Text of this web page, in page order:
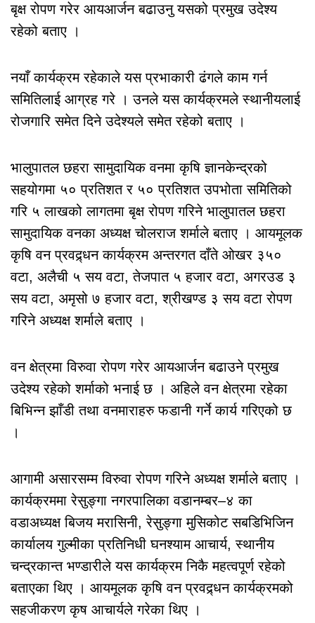
बृक्ष रोपण गरेर आयआर्जन बढाउनु यसको प्रमुख उदेश्य
रहेको बताए ।
नयाँ कार्यक्रम रहेकाले यस प्रभाकारी ढंगले काम गर्न
समितिलाई आग्रह गरे । उनले यस कार्यक्रमले स्थानीयलाई
रोजगारि समेत दिने उदेश्यले समेत रहेको बताए ।
भालुपातल छहरा सामुदायिक वनमा कृषि ज्ञानकेन्द्रको
सहयोगमा ५० प्रतिशत र ५० प्रतिशत उपभोता समितिको
गरि ५ लाखको लागतमा बृक्ष रोपण गरिने भालुपातल छहरा
सामुदायिक वनका अध्यक्ष चोलराज शर्माले बताए । आयमूलक
कृषि वन प्रवद्र्धन कार्यक्रम अन्तरगत दाँते ओखर ३५०
वटा, अलैची ५ सय वटा, तेजपात ५ हजार वटा, अगरउड ३
सय वटा, अमृसो ७ हजार वटा, श्रीखण्ड ३ सय वटा रोपण
गरिने अध्यक्ष शर्माले बताए ।
वन क्षेत्रमा विरुवा रोपण गरेर आयआर्जन बढाउने प्रमुख
उदेश्य रहेको शर्माको भनाई छ । अहिले वन क्षेत्रमा रहेका
बिभिन्न झाँडी तथा वनमाराहरु फडानी गर्ने कार्य गरिएको छ
।
आगामी असारसम्म विरुवा रोपण गरिने अध्यक्ष शर्माले बताए ।
कार्यक्रममा रेसुङ्गा नगरपालिका वडानम्बर–४ का
वडाअध्यक्ष बिजय मरासिनी, रेसुङ्गा मुसिकोट सबडिभिजिन
कार्यालय गुल्मीका प्रतिनिधी घनश्याम आचार्य, स्थानीय
चन्द्रकान्त भण्डारीले यस कार्यक्रम निकै महत्वपूर्ण रहेको
बताएका थिए । आयमूलक कृषि वन प्रवद्र्धन कार्यक्रमको
सहजीकरण कृष आचार्यले गरेका थिए ।